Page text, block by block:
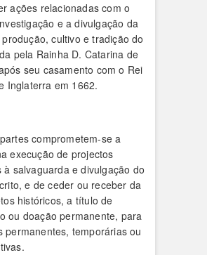
ações relacionadas com o
e a divulgação da
cultivo e tradição do
pela Rainha D. Catarina de
seu casamento com o Rei
Inglaterra em 1662.
comprometem-se a
execução de projectos
à salvaguarda e divulgação do
e de ceder ou receber da
históricos, a título de
ou doação permanente, para
permanentes, temporárias ou